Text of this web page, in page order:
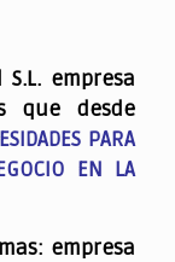
empresa
que desde
PARA
EN LA
empresa